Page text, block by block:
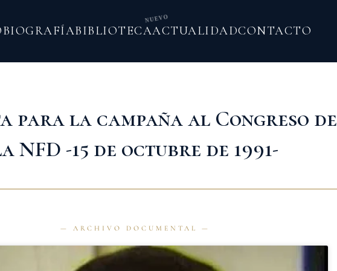
BIOGRAFÍABIBLIOTECA
NUEVO
ACTUALIDADCONTACTO
para la campaña al Congreso de
NFD -15 de octubre de 1991-